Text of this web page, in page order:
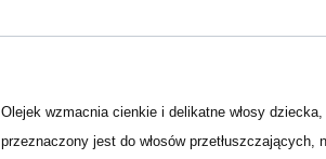
Olejek wzmacnia cienkie i delikatne włosy
przeznaczony jest do włosów